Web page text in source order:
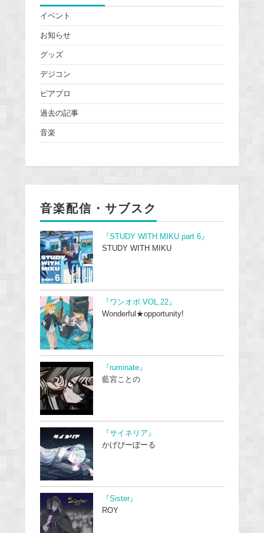
イベント
お知らせ
グッズ
デジコン
ピアプロ
過去の記事
音楽
音楽配信・サブスク
『STUDY WITH MIKU part 6』
STUDY WITH MIKU
『ワンオポ VOL.22』
Wonderful★opportunity!
『ruminate』
藍宮ことの
『サイネリア』
かげぴーぼーる
『Sister』
ROY